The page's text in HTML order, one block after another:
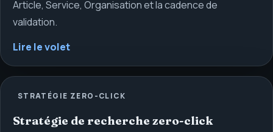
Article, Service, Organisation et la cadence de
validation.
Lire le volet
STRATÉGIE ZERO-CLICK
Stratégie de recherche zero-click